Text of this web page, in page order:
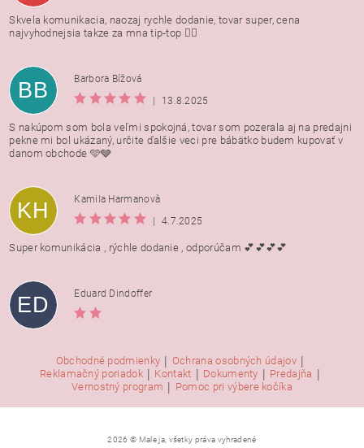
Skvela komunikacia, naozaj rychle dodanie, tovar super, cena
najvyhodnejsia takze za mna tip-top 👍🏻
BB
Barbora Bížová
|
13.8.2025
S nakúpom som bola veľmi spokojná, tovar som pozerala aj na predajni
pekne mi bol ukázaný, určite ďalšie veci pre bábätko budem kupovať v
danom obchode 🩵🩶
KH
Kamila Harmanovà
|
4.7.2025
Super komunikácia , rýchle dodanie , odporúčam 💕💕💕💕
ED Eduard Dindoffer
Obchodné podmienky | Ochrana osobných údajov |
Reklamačný poriadok | Kontakt | Dokumenty | Predajňa |
Vernostný program | Pomoc pri výbere kočíka
2026 © Male ja, všetky práva vyhradené